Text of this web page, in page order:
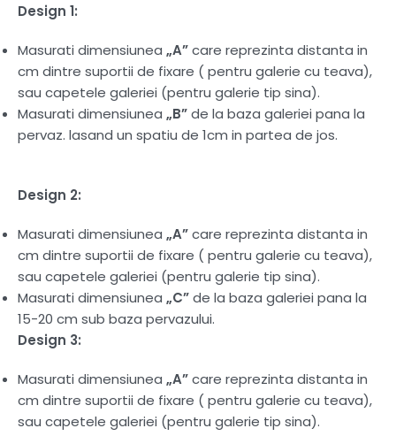
Design 1:
Masurati dimensiunea „A”care reprezinta distanta in
cm dintre suportii de fixare ( pentru galerie cu teava),
sau capetele galeriei (pentru galerie tip sina).
Masurati dimensiunea „B”de la baza galeriei pana la
pervaz. lasand un spatiu de 1cm in partea de jos.
Design 2:
Masurati dimensiunea „A”care reprezinta distanta in
cm dintre suportii de fixare ( pentru galerie cu teava),
sau capetele galeriei (pentru galerie tip sina).
Masurati dimensiunea „C”de la baza galeriei pana la
15-20 cm sub baza pervazului.
Design 3:
Masurati dimensiunea „A”care reprezinta distanta in
cm dintre suportii de fixare ( pentru galerie cu teava),
sau capetele galeriei (pentru galerie tip sina).